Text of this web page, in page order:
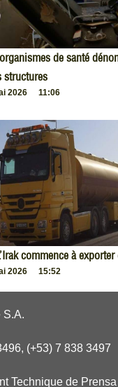
de santé
structures
2026 11:06
commence à
2026 15:52
S.A.
(+53) 7 838 3497
Technique de